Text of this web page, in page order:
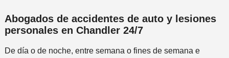
Abogados de accidentes de auto y lesiones
personales en Chandler 24/7
De día o de noche, entre semana o fines de semana e